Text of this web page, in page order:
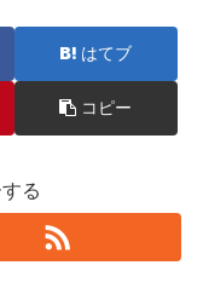
はてブ
コピー
る